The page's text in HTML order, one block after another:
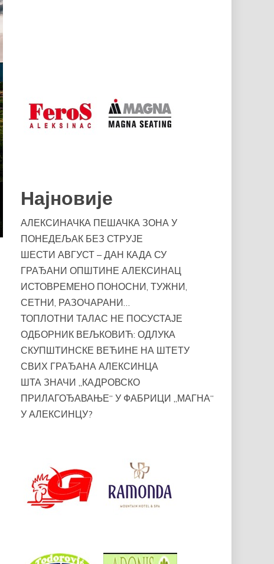
Најновије
АЛЕКСИНАЧКА ПЕШАЧКА ЗОНА У
ПОНЕДЕЉАК БЕЗ СТРУЈЕ
ШЕСТИ АВГУСТ – ДАН КАДА СУ
ГРАЂАНИ ОПШТИНЕ АЛЕКСИНАЦ
ИСТОВРЕМЕНО ПОНОСНИ, ТУЖНИ,
СЕТНИ, РАЗОЧАРАНИ…
ТОПЛОТНИ ТАЛАС НЕ ПОСУСТАЈЕ
ОДБОРНИК ВЕЉКОВИЋ: ОДЛУКА
СКУПШТИНСКЕ ВЕЋИНЕ НА ШТЕТУ
СВИХ ГРАЂАНА АЛЕКСИНЦА
ШТА ЗНАЧИ „КАДРОВСКО
ПРИЛАГОЂАВАЊЕ“ У ФАБРИЦИ „МАГНА“
У АЛЕКСИНЦУ?